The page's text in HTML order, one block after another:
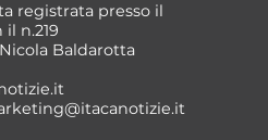
registrata presso il
n.219
Baldarotta